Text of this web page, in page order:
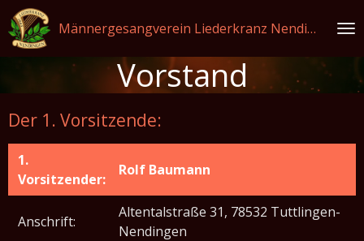
Zum
Hauptinhalt
springen
Männergesangverein Liederkranz Nendingen 1845 e. V.
Vorstand
Der 1. Vorsitzende:
1.
Vorsitzender:
Rolf Baumann
Anschrift:
Altentalstraße 31, 78532 Tuttlingen-
Nendingen